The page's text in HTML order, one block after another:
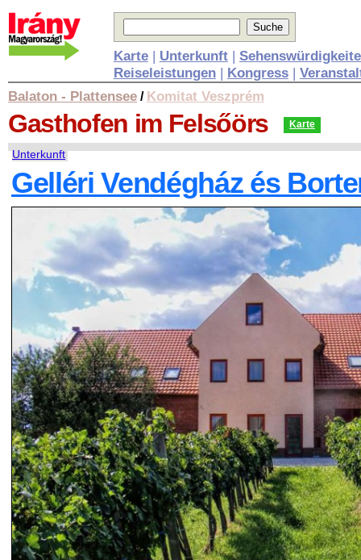
Karte| Unterkunft|
Reiseleistungen| Kongress|
Balaton - Plattensee / Komitat Veszprém
Gasthofen im Felsőörs Karte
Unterkunft
Gelléri Vendégház és